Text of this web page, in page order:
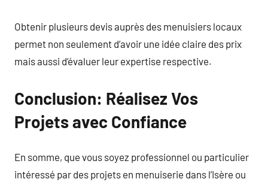
Obtenir plusieurs devis auprès des menuisiers locaux
permet non seulement d’avoir une idée claire des prix
mais aussi d’évaluer leur expertise respective.
Conclusion: Réalisez Vos
Projets avec Confiance
En somme, que vous soyez professionnel ou particulier
intéressé par des projets en menuiserie dans l’Isère ou